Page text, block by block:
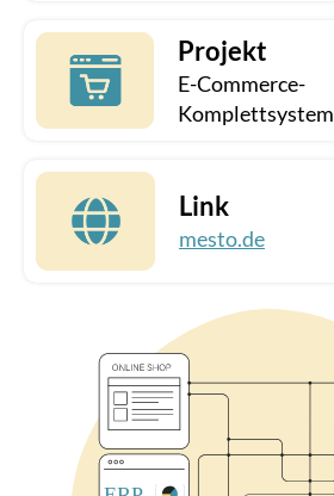
Projekt
E-Commerce-
Komplettsystem
Link
mesto.de